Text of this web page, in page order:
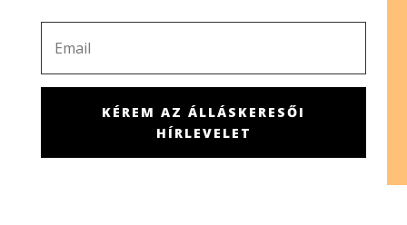
KÉREM AZ ÁLLÁSKERESŐI
HÍRLEVELET